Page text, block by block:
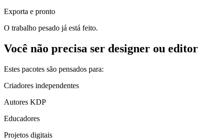
Exporta e pronto
O trabalho pesado já está feito.
Você não precisa ser designer ou editor
Estes pacotes são pensados para:
Criadores independentes
Autores KDP
Educadores
Projetos digitais